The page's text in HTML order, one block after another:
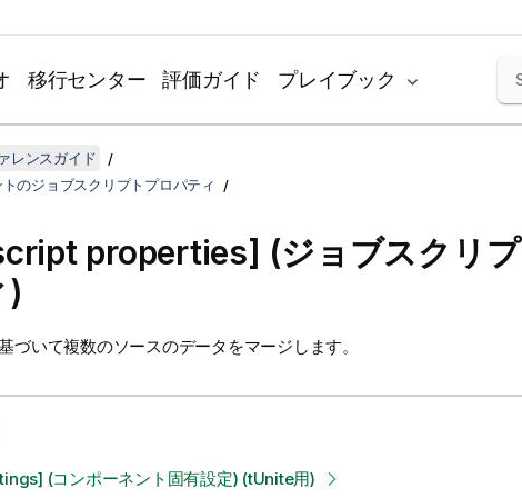
移行センター 評価ガイド プレイブック
レンスガイド
のジョブスクリプトプロパティ
properties] (ジョブスクリプ
)
づいて複数のソースのデータをマージします。
(コンポーネント固有設定) (tUnite用)